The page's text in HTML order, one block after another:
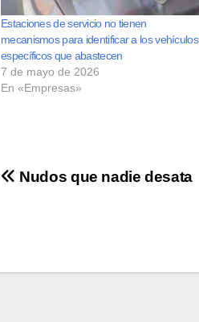
Estaciones de servicio no tienen
mecanismos para identificar a los vehículos
específicos que abastecen
7 de mayo de 2026
En «Empresas»
Navegación
Nudos que nadie desata